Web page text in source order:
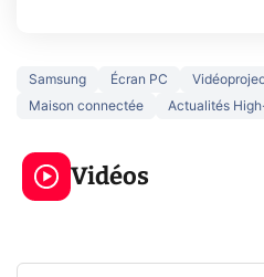
Samsung Écran PC
Maison connectée
Actualités
Vidéos
5 générations de
jeux dans la
prochaine Xbox !